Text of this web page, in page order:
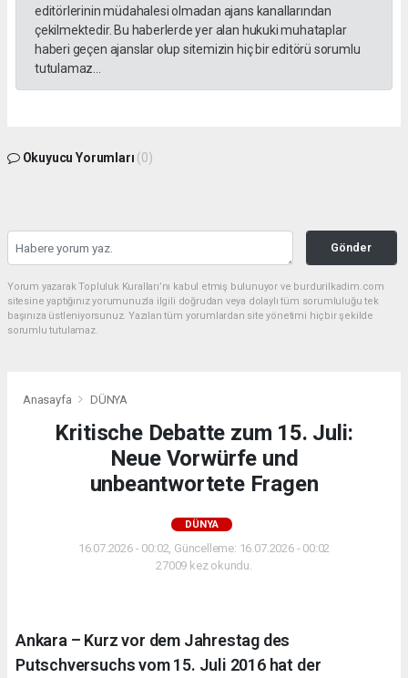
editörlerinin müdahalesi olmadan ajans kanallarından
çekilmektedir. Bu haberlerde yer alan hukuki muhataplar
haberi geçen ajanslar olup sitemizin hiç bir editörü sorumlu
tutulamaz...
Okuyucu Yorumları (0)
Gönder
Yorum yazarak Topluluk Kuralları’nı kabul etmiş bulunuyor ve burdurilkadim.com
sitesine yaptığınız yorumunuzla ilgili doğrudan veya dolaylı tüm sorumluluğu tek
başınıza üstleniyorsunuz. Yazılan tüm yorumlardan site yönetimi hiçbir şekilde
sorumlu tutulamaz.
Anasayfa DÜNYA
Kritische Debatte zum 15. Juli:
Neue Vorwürfe und
unbeantwortete Fragen
DÜNYA
16.07.2026 - 00:02, Güncelleme: 16.07.2026 - 00:02
27009 kez okundu.
Ankara – Kurz vor dem Jahrestag des
Putschversuchs vom 15. Juli 2016 hat der